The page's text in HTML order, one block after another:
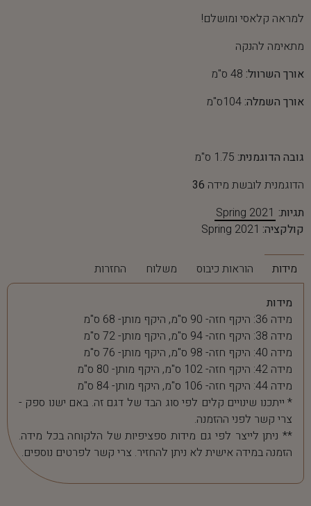
למראה קלאסי ומושלם!
מתאימה להנקה
אורך השרוול: 48 ס"מ
אורך השמלה:
גובה הדוגמנית: 1.75 ס"מ
הדוגמנית לובשת מידה 36
תגיות: Spring 2021
קולקציה: Spring 2021
מידות הוראות כיבוס משלוח החזרות
מידות
מידה 36: היקף חזה- 90 ס"מ, היקף מותן- 68 ס"מ
מידה 38: היקף חזה- 94 ס"מ, היקף מותן- 72 ס"מ
מידה 40: היקף חזה- 98 ס"מ, היקף מותן- 76 ס"מ
מידה 42: היקף חזה- 102 ס"מ, היקף מותן- 80 ס"מ
מידה 44: היקף חזה- 106 ס"מ, היקף מותן- 84 ס"מ
* ייתכנו שינויים קלים לפי סוג הבד של דגם זה. באם ישנו ספק -
צרי קשר לפני ההזמנה.
** ניתן לייצר לפי גם מידות ספציפיות של הלקוחה בכל מידה.
הזמנה במידה אישית לא ניתן להחזיר. צרי קשר לפרטים נוספים.